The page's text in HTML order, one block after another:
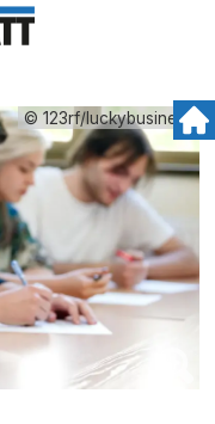
© 123rf/luckybusiness